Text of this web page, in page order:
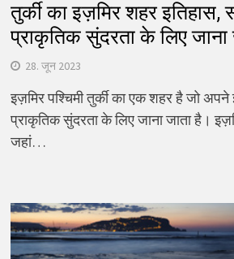
तुर्की का इज़मिर शहर
प्राकृतिक सुंदरता के लिए जाना
28. जून 2023
इज़मिर पश्चिमी तुर्की का एक शहर है जो
प्राकृतिक सुंदरता के लिए जाना जाता है।
जहां…